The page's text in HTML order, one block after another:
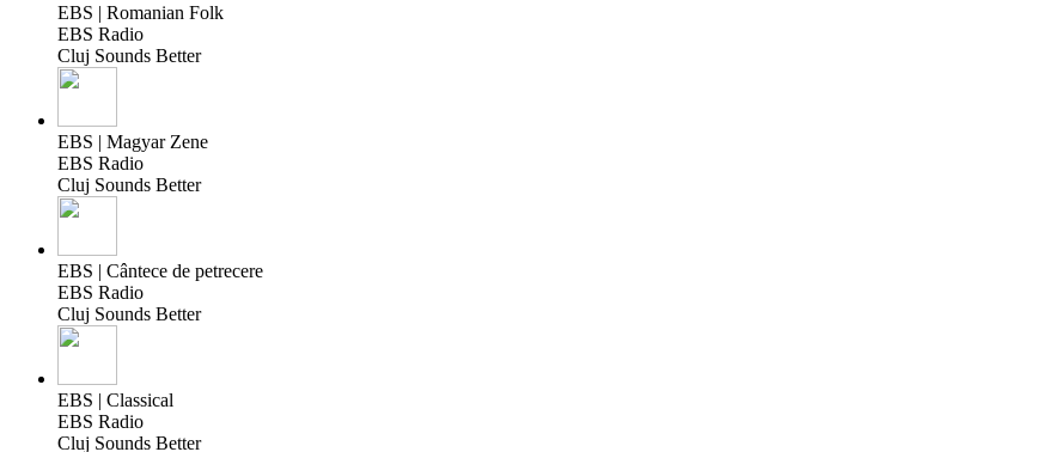
EBS | Romanian Folk
EBS Radio
Cluj Sounds Better
EBS | Magyar Zene
EBS Radio
Cluj Sounds Better
EBS | Cântece de petrecere
EBS Radio
Cluj Sounds Better
EBS | Classical
EBS Radio
Cluj Sounds Better